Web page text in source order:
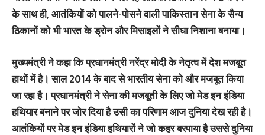
के साथ ही, आतंकियों को पालने-पोसने वाली पाकिस्तान सेना के सैन्य
ठिकानों को भी भारत के ड्रोन और मिसाइलों ने सीधा निशाना बनाया।
मुख्यमंत्री ने कहा कि प्रधानमंत्री नरेंद्र मोदी के नेतृत्व में देश मजबूत
हाथों में है। साल 2014 के बाद से भारतीय सेना को और मजबूत किया
जा रहा है। प्रधानमंत्री ने सेना की मजबूती के लिए जो मेड इन इंडिया
हथियार बनाने पर जोर दिया है उसी का परिणाम आज दुनिया देख रही है।
आतंकियों पर मेड इन इंडिया हथियारों ने जो कहर बरपाया है उससे दुनिया